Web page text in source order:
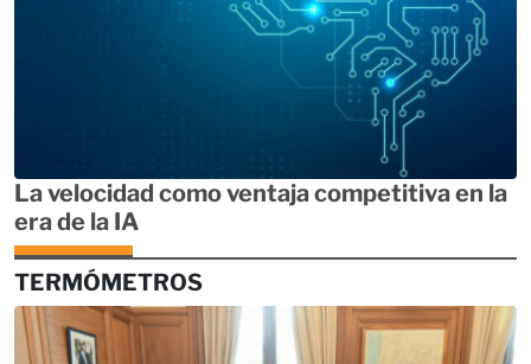
La velocidad como ventaja competitiva en la
era de la IA
TERMÓMETROS